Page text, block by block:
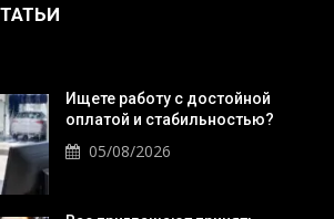
Ищете работу с достойной
оплатой и стабильностью?
05/08/2026